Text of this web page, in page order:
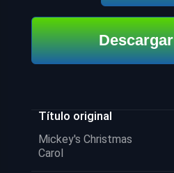
Descargar
Título original
Mickey's Christmas
Carol